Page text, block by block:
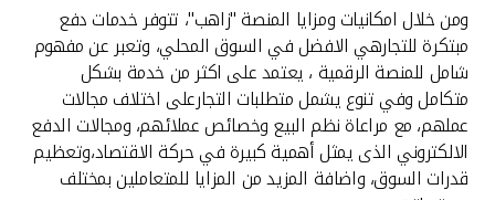
ماليزيا
تركيا
مصر
ومن خلال امكانيات ومزايا المنصة "زاهب"، تتوفر خدمات دفع
مبتكرة للتجارهي الافضل في السوق المحلي، وتعبر عن مفهوم
شامل للمنصة الرقمية ، يعتمد على اكثر من خدمة بشكل
متكامل وفي تنوع يشمل متطلبات التجارعلى اختلاف مجالات
عملهم، مع مراعاة نظم البيع وخصائص عملائهم، ومجالات الدفع
الالكتروني الذى يمثل أهمية كبيرة في حركة الاقتصاد،وتعظيم
قدرات السوق، واضافة المزيد من المزايا للمتعاملين بمختلف